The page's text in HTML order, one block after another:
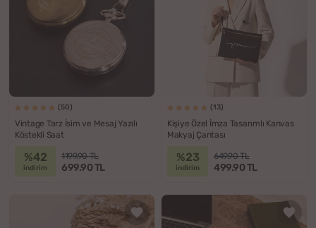
(50)
Vintage Tarz İsim ve Mesaj Yazılı
Köstekli Saat
%42
indirim
1199.90 TL
699.90 TL
(13)
Kişiye Özel İmza Tasarımlı Kanvas
Makyaj Çantası
%23
indirim
649.90 TL
499.90 TL